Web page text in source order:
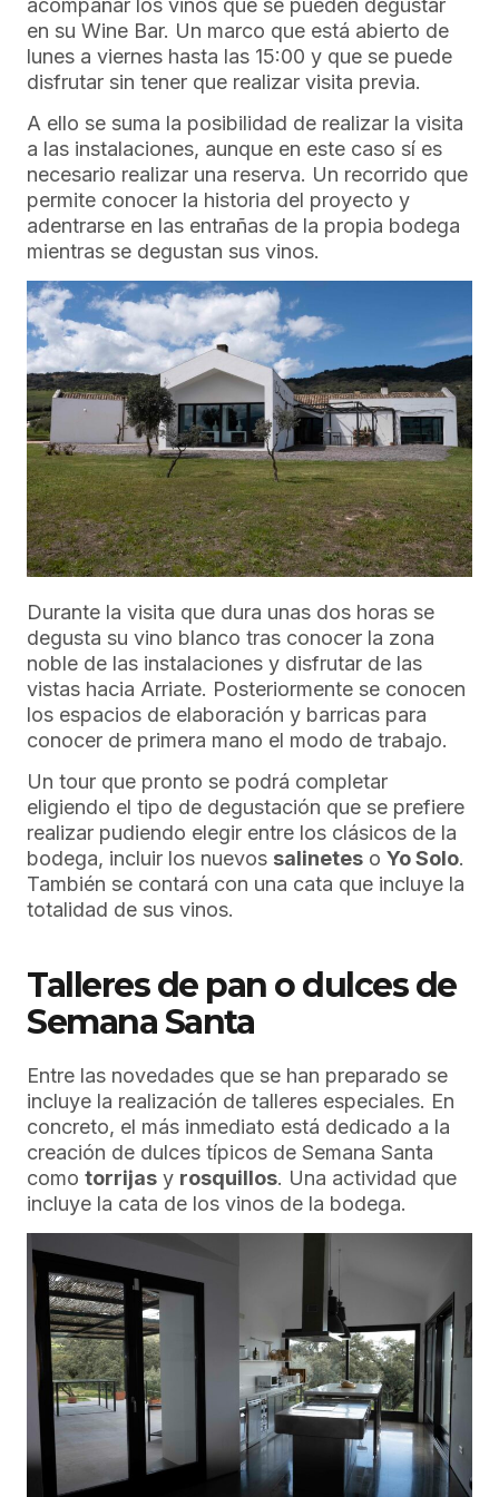
acompañar los vinos que se pueden degustar
en su Wine Bar. Un marco que está abierto de
lunes a viernes hasta las 15:00 y que se puede
disfrutar sin tener que realizar visita previa.
A ello se suma la posibilidad de realizar la visita
a las instalaciones, aunque en este caso sí es
necesario realizar una reserva. Un recorrido que
permite conocer la historia del proyecto y
adentrarse en las entrañas de la propia bodega
mientras se degustan sus vinos.
Durante la visita que dura unas dos horas se
degusta su vino blanco tras conocer la zona
noble de las instalaciones y disfrutar de las
vistas hacia Arriate. Posteriormente se conocen
los espacios de elaboración y barricas para
conocer de primera mano el modo de trabajo.
Un tour que pronto se podrá completar
eligiendo el tipo de degustación que se prefiere
realizar pudiendo elegir entre los clásicos de la
bodega, incluir los nuevos salinetes o Yo Solo.
También se contará con una cata que incluye la
totalidad de sus vinos.
Talleres de pan o dulces de
Semana Santa
Entre las novedades que se han preparado se
incluye la realización de talleres especiales. En
concreto, el más inmediato está dedicado a la
creación de dulces típicos de Semana Santa
como torrijas y rosquillos. Una actividad que
incluye la cata de los vinos de la bodega.